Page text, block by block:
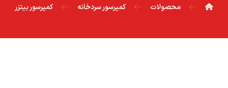
محصولات کمپرسور سردخانه کمپرسور بیتزر